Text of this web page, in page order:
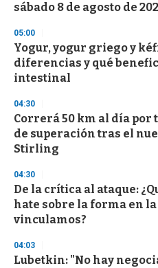
sábado 8 de agosto de
05:00
Yogur, yogur griego y
diferencias y qué
intestinal
04:30
Correrá 50 km al día por
de superación tras el
Stirling
04:30
De la crítica al ataque:
hate sobre la forma en la
vinculamos?
04:03
Lubetkin: "No hay